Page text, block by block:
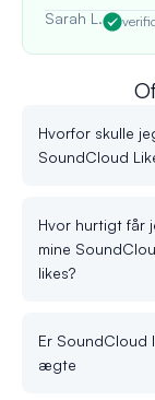
Sarah L.
Hvorfor skulle
SoundCloud
Hvor hurtigt får
mine
likes?
Er SoundCloud
ægte